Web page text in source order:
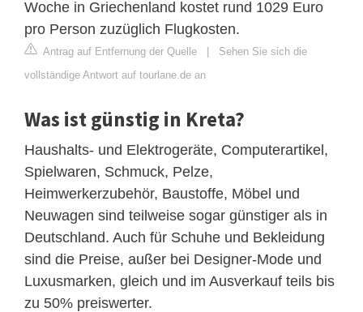
Woche in Griechenland kostet rund 1029 Euro
pro Person zuzüglich Flugkosten.
Antrag auf Entfernung der Quelle | Sehen Sie sich die
vollständige Antwort auf tourlane.de an
Was ist günstig in Kreta?
Haushalts- und Elektrogeräte, Computerartikel,
Spielwaren, Schmuck, Pelze,
Heimwerkerzubehör, Baustoffe, Möbel und
Neuwagen sind teilweise sogar günstiger als in
Deutschland. Auch für Schuhe und Bekleidung
sind die Preise, außer bei Designer-Mode und
Luxusmarken, gleich und im Ausverkauf teils bis
zu 50% preiswerter.